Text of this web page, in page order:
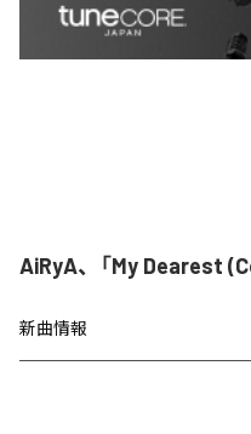
AiRyA、「My Dearest
新曲情報